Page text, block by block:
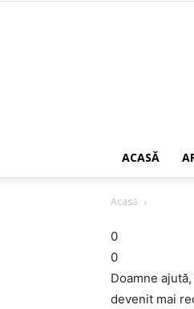
ACASĂ
Acasă
0
0
Doamne
devenit mai